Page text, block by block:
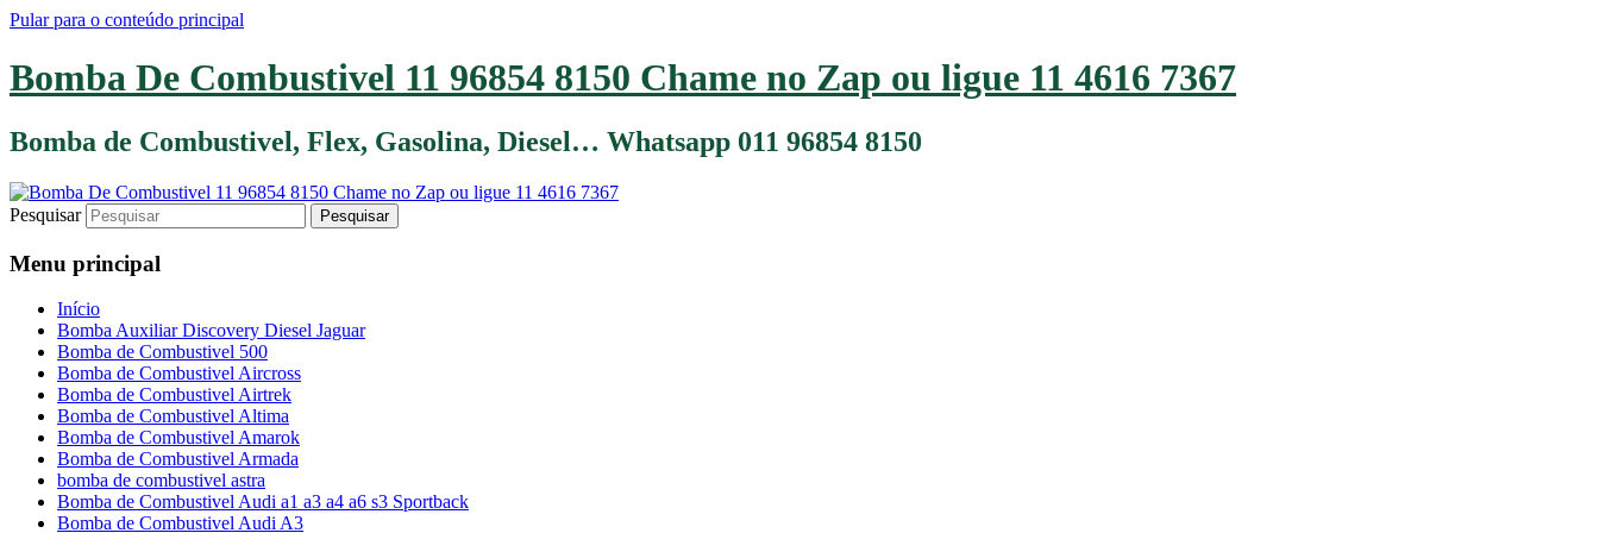
Pular para o conteúdo principal
Bomba De Combustivel 11 96854 8150 Chame no Zap ou ligue 11 4616 7367
Bomba de Combustivel, Flex, Gasolina, Diesel… Whatsapp 011 96854 8150
Pesquisar
Menu principal
Início
Bomba Auxiliar Discovery Diesel Jaguar
Bomba de Combustivel 500
Bomba de Combustivel Aircross
Bomba de Combustivel Airtrek
Bomba de Combustivel Altima
Bomba de Combustivel Amarok
Bomba de Combustivel Armada
bomba de combustivel astra
Bomba de Combustivel Audi a1 a3 a4 a6 s3 Sportback
Bomba de Combustivel Audi A3